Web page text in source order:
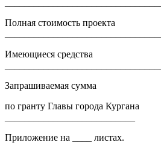
Полная стоимость проекта
Имеющиеся средства
Запрашиваемая сумма
по гранту Главы города Кургана
Приложение на ____ листах.